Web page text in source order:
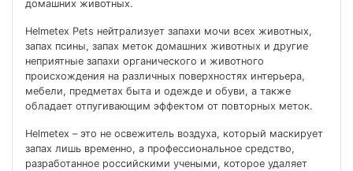
домашних животных.
Helmetex Pets нейтрализует запахи мочи всех животных,
запах псины, запах меток домашних животных и другие
неприятные запахи органического и животного
происхождения на различных поверхностях интерьера,
мебели, предметах быта и одежде и обуви, а также
обладает отпугивающим эффектом от повторных меток.
Helmetex – это не освежитель воздуха, который маскирует
запах лишь временно, а профессиональное средство,
разработанное российскими учеными, которое удаляет